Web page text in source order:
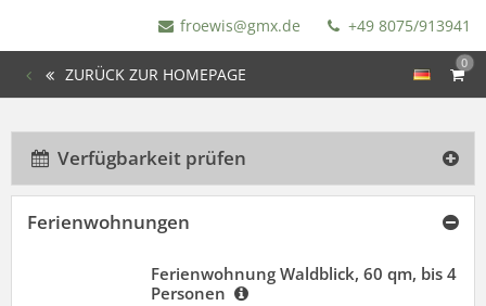
froewis@gmx.de +49 8075/913941
0
ZURÜCK ZUR HOMEPAGE
Verfügbarkeit prüfen
Ferienwohnungen
Ferienwohnung Waldblick, 60 qm, bis 4
Personen